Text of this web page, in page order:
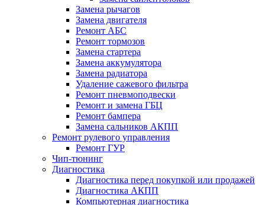
Замена рычагов
Замена двигателя
Ремонт АБС
Ремонт тормозов
Замена стартера
Замена аккумулятора
Замена радиатора
Удаление сажевого фильтра
Ремонт пневмоподвески
Ремонт и замена ГБЦ
Ремонт бампера
Замена сальников АКПП
Ремонт рулевого управления
Ремонт ГУР
Чип-тюнинг
Диагностика
Диагностика перед покупкой или продажей
Диагностика АКПП
Компьютерная диагностика